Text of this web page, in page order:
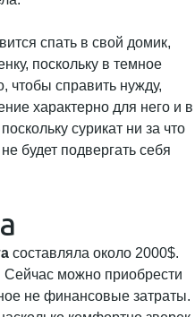
спать в свой домик,
поскольку в темное
чтобы справить нужду,
характерно для него и в
сурикат ни за что
будет подвергать себя
составляла около 2000$.
Сейчас можно приобрести
не финансовые затраты.